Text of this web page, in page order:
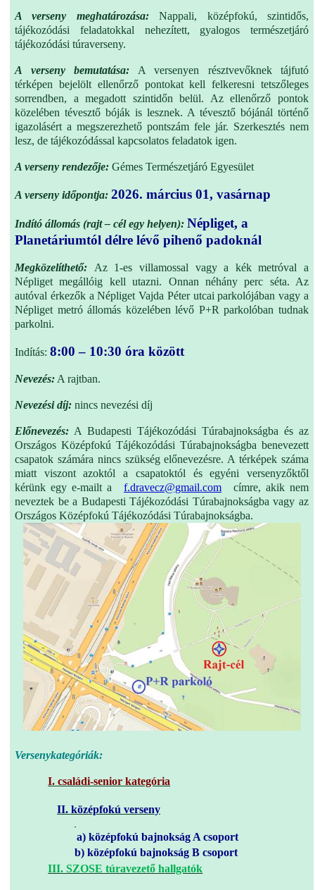
A verseny meghatározása:Nappali, középfokú, szintidős,
tájékozódási feladatokkal nehezített, gyalogos természetjáró
tájékozódási túraverseny.
A verseny bemutatása: A versenyen résztvevőknek tájfutó
térképen bejelölt ellenőrző pontokat kell felkeresni tetszőleges
sorrendben, a megadott szintidőn belül. Az ellenőrző pontok
közelében tévesztő bóják is lesznek. A tévesztő bójánál történő
igazolásért a megszerezhető pontszám fele jár. Szerkesztés nem
lesz, de tájékozódással kapcsolatos feladatok igen.
A verseny rendezője: Gémes Természetjáró Egyesület
A verseny időpontja: 2026. március 01, vasárnap
Indító állomás (rajt – cél egy helyen): Népliget, a
Planetáriumtól délre lévő pihenő padoknál
Megközelíthető: Az 1-es villamossal vagy a kék metróval a
Népliget megállóig kell utazni. Onnan néhány perc séta. Az
autóval érkezők a Népliget Vajda Péter utcai parkolójában vagy a
Népliget metró állomás közelében lévő P+R parkolóban tudnak
parkolni.
Indítás: 8:00 – 10:30 óra között
Nevezés: A rajtban.
Nevezési díj: nincs nevezési díj
Előnevezés: A Budapesti Tájékozódási Túrabajnokságba és az
Országos Középfokú Tájékozódási Túrabajnokságba benevezett
csapatok számára nincs szükség előnevezésre. A térképek száma
miatt viszont azoktól a csapatoktól és egyéni versenyzőktől
kérünk egy e-mailt a
f.dravecz@gmail.com
címre, akik nem
neveztek be a Budapesti Tájékozódási Túrabajnokságba vagy az
Országos Középfokú Tájékozódási Túrabajnokságba.
Versenykategóriák:
I. családi-senior kategória
II. középfokú verseny
a) középfokú bajnokság A csoport
b) középfokú bajnokság B csoport
III. SZOSE túravezető hallgatók